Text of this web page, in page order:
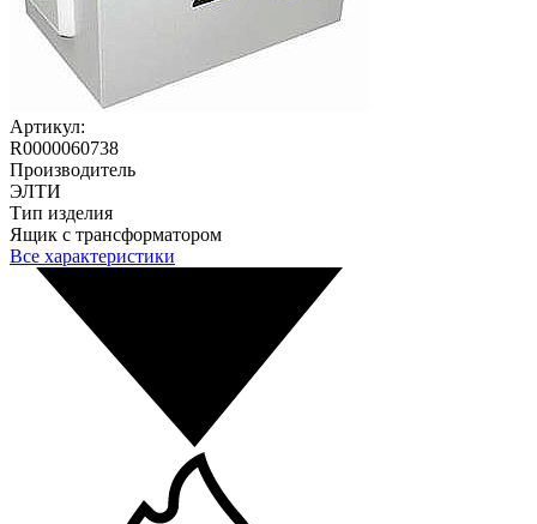
Артикул:
R0000060738
Производитель
ЭЛТИ
Тип изделия
Ящик с трансформатором
Все характеристики